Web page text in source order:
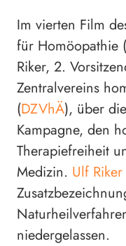
Im vierten Film
für Homöopathie (
Riker, 2.
Zentralvereins
(DZVhÄ), über
Kampagne, den
Therapiefreiheit
Medizin. Ulf Riker
niedergelassen.